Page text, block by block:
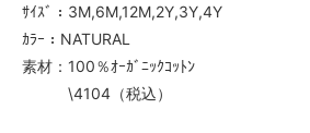
ｻｲｽﾞ：3M,6M,12M,2Y,3Y,4Y
ｶﾗｰ：NATURAL
素材：100％ｵｰｶﾞﾆｯｸｺｯﾄﾝ
\4104（税込）